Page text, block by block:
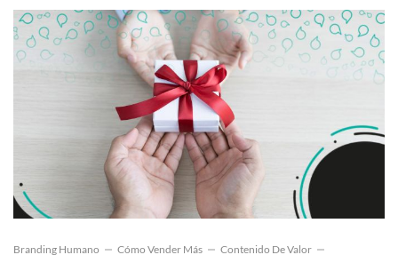
Branding Humano Cómo Vender Más
Contenido De Valor